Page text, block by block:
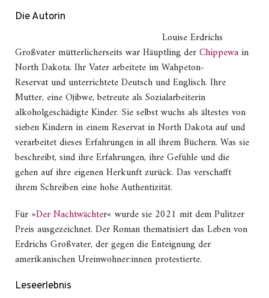
Die Autorin
Louise Erdrichs
Großvater mütterlicherseits war Häuptling derChippewain
North Dakota. Ihr Vater arbeitete im Wahpeton-
Reservat und unterrichtete Deutsch und Englisch. Ihre
Mutter, eine Ojibwe, betreute als Sozialarbeiterin
alkoholgeschädigte Kinder. Sie selbst wuchs als ältestes von
sieben Kindern in einem Reservat in North Dakota auf und
verarbeitet dieses Erfahrungen in all ihrem Büchern. Was sie
beschreibt, sind ihre Erfahrungen, ihre Gefühle und die
gehen auf ihre eigenen Herkunft zurück. Das verschafft
ihrem Schreiben eine hohe Authentizität.
Für »Der Nachtwächter« wurde sie 2021 mit dem Pulitzer
Preis ausgezeichnet. Der Roman thematisiert das Leben von
Erdrichs Großvater, der gegen die Enteignung der
amerikanischen Ureinwohner:innen protestierte.
Leseerlebnis